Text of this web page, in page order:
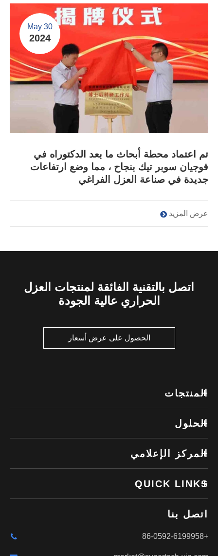
May 30
2024
تم اعتماد محطة أبحاث ما بعد الدكتوراه في
فوجيان سوبر تيك بنجاح ، مما وضع ارتفاعات
جديدة في صناعة العزل الفراغي
عرض المزيد
اتصل بالتقنية الفائقة لمنتجات العزل
الحراري عالية الجودة
الحصول على عرض أسعار
المنتجات
الحلول
المركز الإعلامي
QUICK LINKS
اتصل بنا
+86-0592-6199958